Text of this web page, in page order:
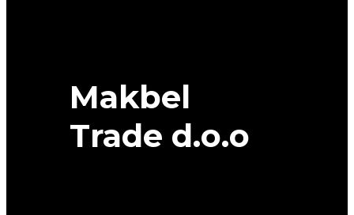
Makbel
Trade d.o.o